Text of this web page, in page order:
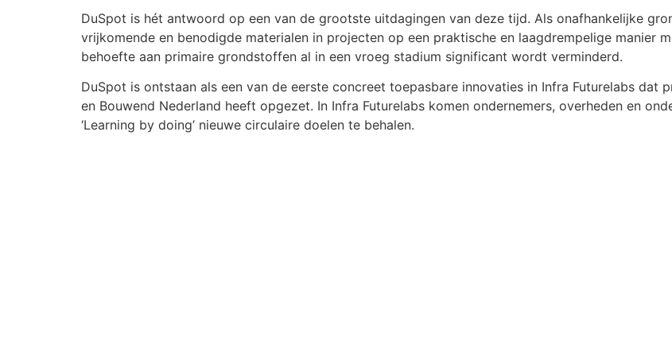
DuSpot is hét antwoord op een van de grootste uitdagingen van deze tijd. Als onafhankelijke
vrijkomende en benodigde materialen in projecten op een praktische en laagdrempelige manier
behoefte aan primaire grondstoffen al in een vroeg stadium significant wordt verminderd.
DuSpot is ontstaan als een van de eerste concreet toepasbare innovaties in Infra Futurelabs dat
en Bouwend Nederland heeft opgezet. In Infra Futurelabs komen ondernemers, overheden en
‘Learning by doing’ nieuwe circulaire doelen te behalen.